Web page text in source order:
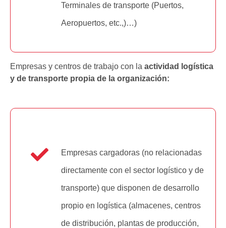
Terminales de transporte (Puertos,
Aeropuertos, etc.,)…)
Empresas y centros de trabajo con la actividad logística
y de transporte propia de la organización:
Empresas cargadoras (no relacionadas
directamente con el sector logístico y de
transporte) que disponen de desarrollo
propio en logística (almacenes, centros
de distribución, plantas de producción,